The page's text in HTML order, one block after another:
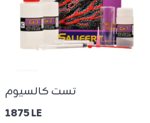
تست كالسيوم
1875 LE